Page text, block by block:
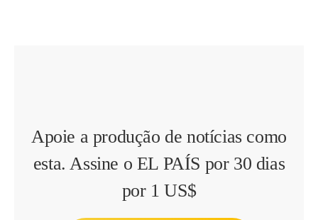
Apoie a produção de notícias como
esta. Assine o EL PAÍS por 30 dias
por 1 US$